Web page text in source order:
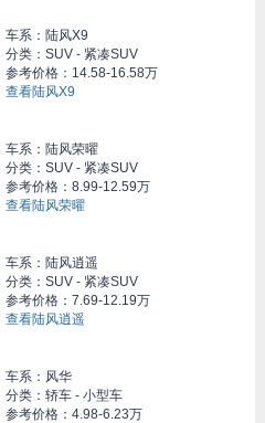
车系： 陆风X9
分类：SUV - 紧凑SUV
参考价格： 14.58-16.58万
查看陆风X9
车系： 陆风荣曜
分类：SUV - 紧凑SUV
参考价格： 8.99-12.59万
查看陆风荣曜
车系： 陆风逍遥
分类：SUV - 紧凑SUV
参考价格： 7.69-12.19万
查看陆风逍遥
车系： 风华
分类：轿车 - 小型车
参考价格： 4.98-6.23万